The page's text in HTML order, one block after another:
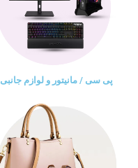
پی سی / مانیتور و لوازم جانبی